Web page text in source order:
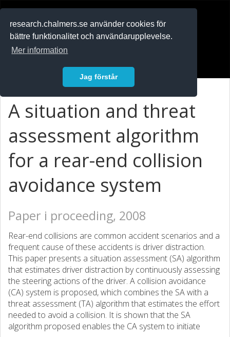
research.chalmers.se använder cookies för
bättre funktionalitet och användarupplevelse.
Mer information
Jag förstår
A situation and threat
assessment algorithm
for a rear-end collision
avoidance system
Paper i proceeding, 2008
Rear-end collisions are common accident scenarios and a
frequent cause of these accidents is driver distraction.
This paper presents a situation assessment (SA) algorithm
that estimates driver distraction by continuously assessing
the steering actions of the driver. A collision avoidance
(CA) system is proposed, which combines the SA with a
threat assessment (TA) algorithm that estimates the effort
needed to avoid a collision. It is shown that the SA
algorithm proposed enables the CA system to initiate